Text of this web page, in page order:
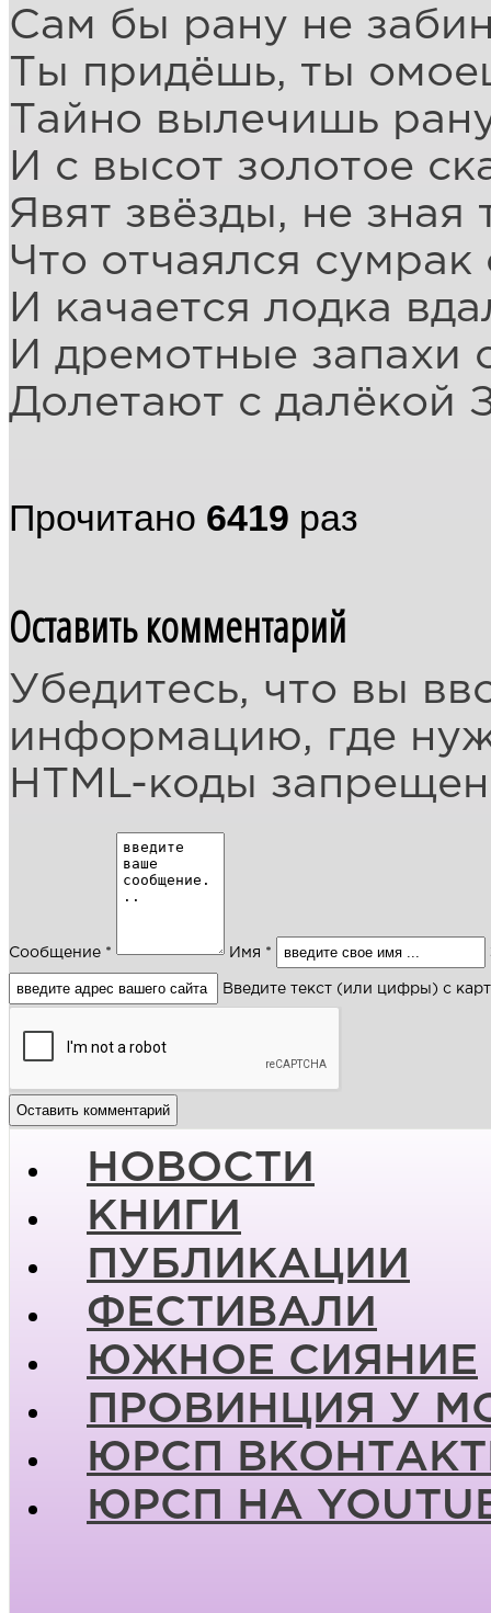
Сам бы рану не
Ты придёшь, ты
Тайно вылечишь
И с высот золотое
Явят звёзды, не зная
Что отчаялся сумрак
И качается лодка
И дремотные запахи
Долетают с далёкой
Прочитано 6419 раз
Оставить комментарий
Убедитесь, что вы
информацию, где
HTML-коды
Сообщение * Имя *
Введите текст (или цифры) с
НОВОСТИ
КНИГИ
ПУБЛИКАЦИИ
ФЕСТИВАЛИ
ЮЖНОЕ СИЯНИЕ
ПРОВИНЦИЯ У
ЮРСП
ЮРСП НА